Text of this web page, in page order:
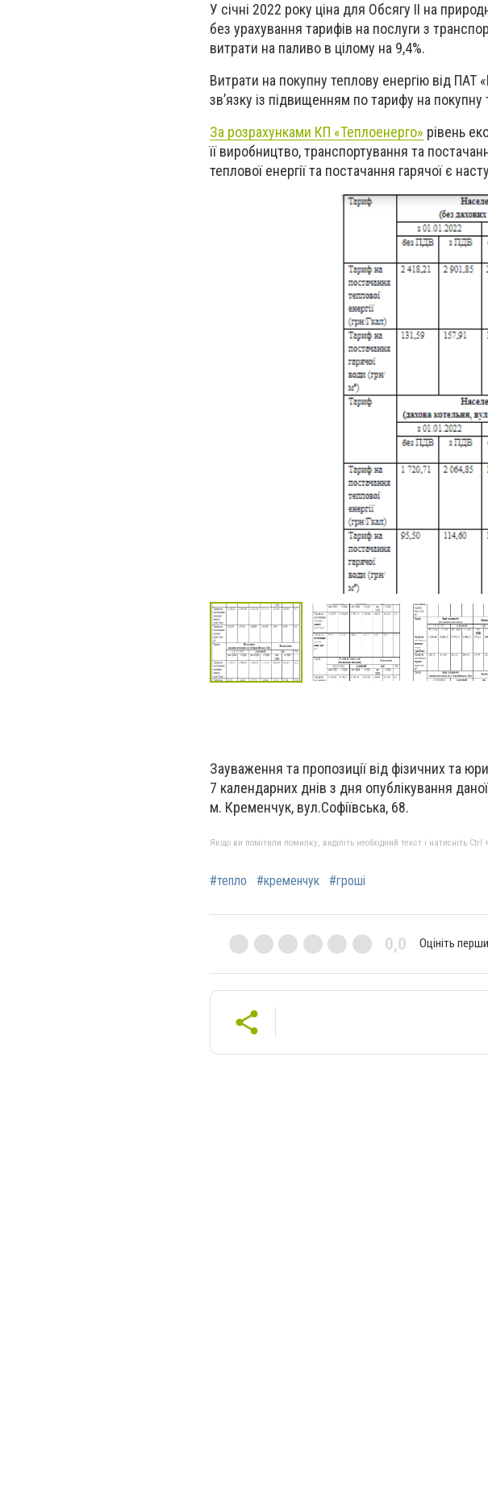
У січні 2022 року ціна для Обсягу ІІ на
без урахування тарифів на послуги з
витрати на паливо в цілому на 9,4%.
Витрати на покупну теплову енергію від ПАТ
зв’язку із підвищенням по тарифу на покупну
За розрахунками КП «Теплоенерго» рівень
її виробництво, транспортування та
теплової енергії та постачання гарячоїє
Зауваження та пропозиції від фізичних та
7 календарних днів з дня опублікування
м. Кременчук, вул.Софіївська, 68.
Якщо ви помітили помилку, виділіть необхідний текст і натисніть
#тепло #кременчук #гроші
0,0 Оцініть